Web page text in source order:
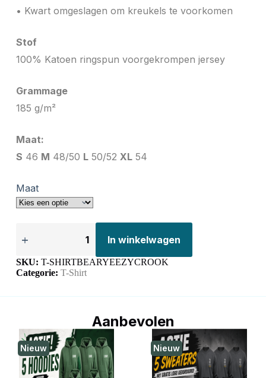
• Kwart omgeslagen om kreukels te voorkomen
Stof
100% Katoen ringspun voorgekrompen jersey
Grammage
185 g/m²
Maat:
S 46 M 48/50 L50/52 XL54
Maat
In winkelwagen
SKU: T-SHIRTBEARYEEZYCROOK
Categorie: T-Shirt
Aanbevolen
Nieuw Nieuw